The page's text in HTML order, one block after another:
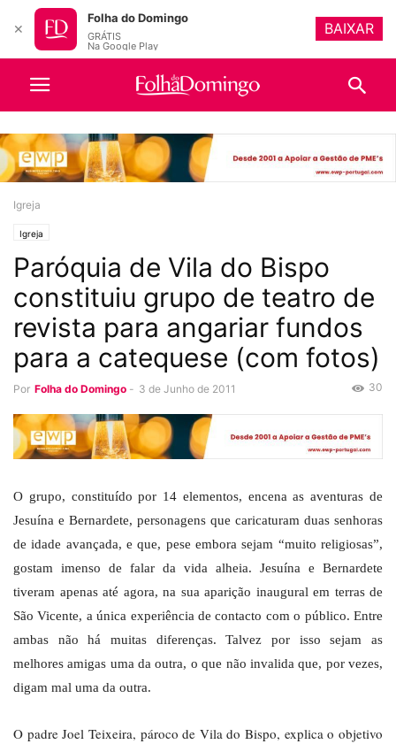
Igreja
Igreja
Paróquia de Vila do Bispo
constituiu grupo de teatro de
revista para angariar fundos
para a catequese (com fotos)
Por Folha do Domingo - 3 de Junho de 2011 30
O grupo, constituído por 14 elementos, encena as aventuras de
Jesuína e Bernardete, personagens que caricaturam duas senhoras
de idade avançada, e que, pese embora sejam “muito religiosas”,
gostam imenso de falar da vida alheia. Jesuína e Bernardete
tiveram apenas até agora, na sua aparição inaugural em terras de
São Vicente, a única experiência de contacto com o público. Entre
ambas não há muitas diferenças. Talvez por isso sejam as
melhores amigas uma da outra, o que não invalida que, por vezes,
digam mal uma da outra.
O padre Joel Teixeira, pároco de Vila do Bispo, explica o objetivo
✕
Folha do Domingo
GRÁTIS
Na Google Play
BAIXAR